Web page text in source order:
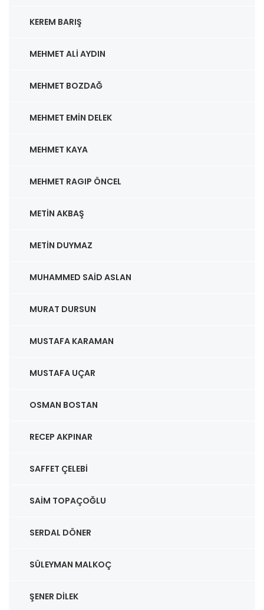
KEREM BARIŞ
MEHMET ALI AYDIN
MEHMET BOZDAĞ
MEHMET EMIN DELEK
MEHMET KAYA
MEHMET RAGIP ÖNCEL
METIN AKBAŞ
METIN DUYMAZ
MUHAMMED SAID ASLAN
MURAT DURSUN
MUSTAFA KARAMAN
MUSTAFA UÇAR
OSMAN BOSTAN
RECEP AKPINAR
SAFFET ÇELEBI
SAIM TOPAÇOĞLU
SERDAL DÖNER
SÜLEYMAN MALKOÇ
ŞENER DILEK